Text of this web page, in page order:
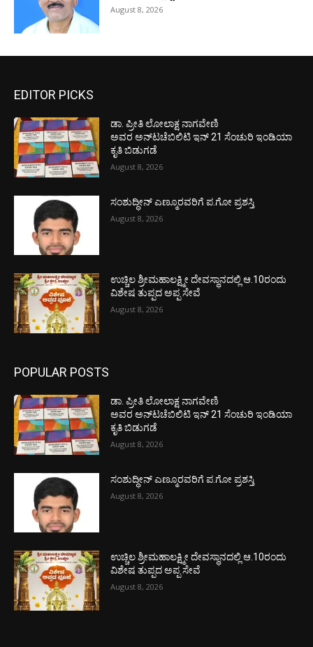
August 8, 2026
EDITOR PICKS
ಡಾ. ಪ್ರೀತಿ ಲೋಲಾಕ್ಷ ನಾಗವೇಣಿ
ಅವರ ಅನ್‌ಟಚೆಬಿಲಿಟಿ ಇನ್ 21 ಸೆಂಚುರಿ ಇಂಡಿಯಾ
ಕೃತಿ ಬಿಡುಗಡೆ
August 8, 2026
ಸಂಶುದ್ಧೀನ್ ಎಣ್ಮೂರವರಿಗೆ ಪ.ಗೋ ಪ್ರಶಸ್ತಿ
August 8, 2026
ಉಚ್ಚಿಲ ಶ್ರೀಮಹಾಲಕ್ಷ್ಮೀ ದೇವಸ್ಥಾನದಲ್ಲಿ ಆ.10ರಂದು
ವಿಶೇಷ ತುಪ್ಪದ ಅಪ್ಪ ಸೇವೆ
August 8, 2026
POPULAR POSTS
ಡಾ. ಪ್ರೀತಿ ಲೋಲಾಕ್ಷ ನಾಗವೇಣಿ
ಅವರ ಅನ್‌ಟಚೆಬಿಲಿಟಿ ಇನ್ 21 ಸೆಂಚುರಿ ಇಂಡಿಯಾ
ಕೃತಿ ಬಿಡುಗಡೆ
August 8, 2026
ಸಂಶುದ್ಧೀನ್ ಎಣ್ಮೂರವರಿಗೆ ಪ.ಗೋ ಪ್ರಶಸ್ತಿ
August 8, 2026
ಉಚ್ಚಿಲ ಶ್ರೀಮಹಾಲಕ್ಷ್ಮೀ ದೇವಸ್ಥಾನದಲ್ಲಿ ಆ.10ರಂದು
ವಿಶೇಷ ತುಪ್ಪದ ಅಪ್ಪ ಸೇವೆ
August 8, 2026